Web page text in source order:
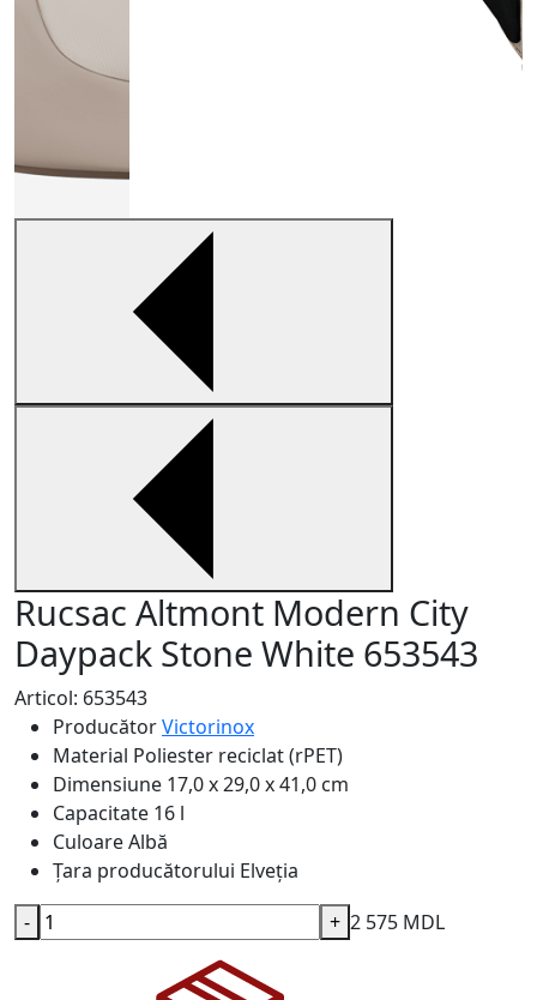
Rucsac Altmont Modern City
Daypack Stone White 653543
Articol: 653543
ProducătorVictorinox
Material Poliester reciclat (rPET)
Dimensiune 17,0 x 29,0 x 41,0 cm
Capacitate 16 l
CuloareAlbă
Țara producătorului Elveția
2 575 MDL
- +